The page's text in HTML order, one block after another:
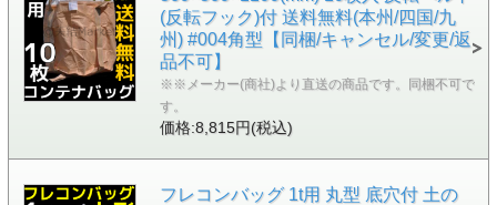
(反転フック)付 送料無料(本州/四国/九
州) #004角型【同梱/キャンセル/変更/返
品不可】
※※メーカー(商社)より直送の商品です。同梱不可で
す。
価格:8,815円(税込)
フレコンバッグ 1t用 丸型 底穴付 土の